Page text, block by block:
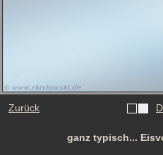
Zurück
ganz typisch...